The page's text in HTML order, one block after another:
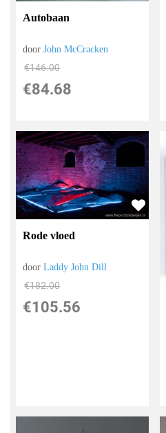
Autobaan
doorJohn McCracken
€146.00
€84.68
Rode vloed
doorLaddy John Dill
€182.00
€105.56